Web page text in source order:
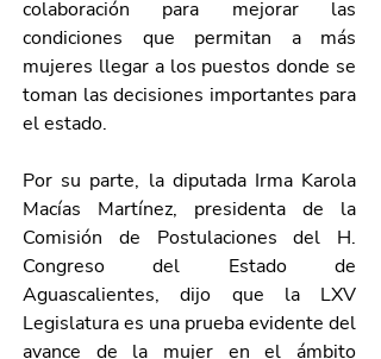
colaboración para mejorar las
condiciones que permitan a más
mujeres llegar a los puestos donde se
toman las decisiones importantes para
el estado.
Por su parte, la diputada Irma Karola
Macías Martínez, presidenta de la
Comisión de Postulaciones del H.
Congreso del Estado de
Aguascalientes, dijo que la LXV
Legislatura es una prueba evidente del
avance de la mujer en el ámbito